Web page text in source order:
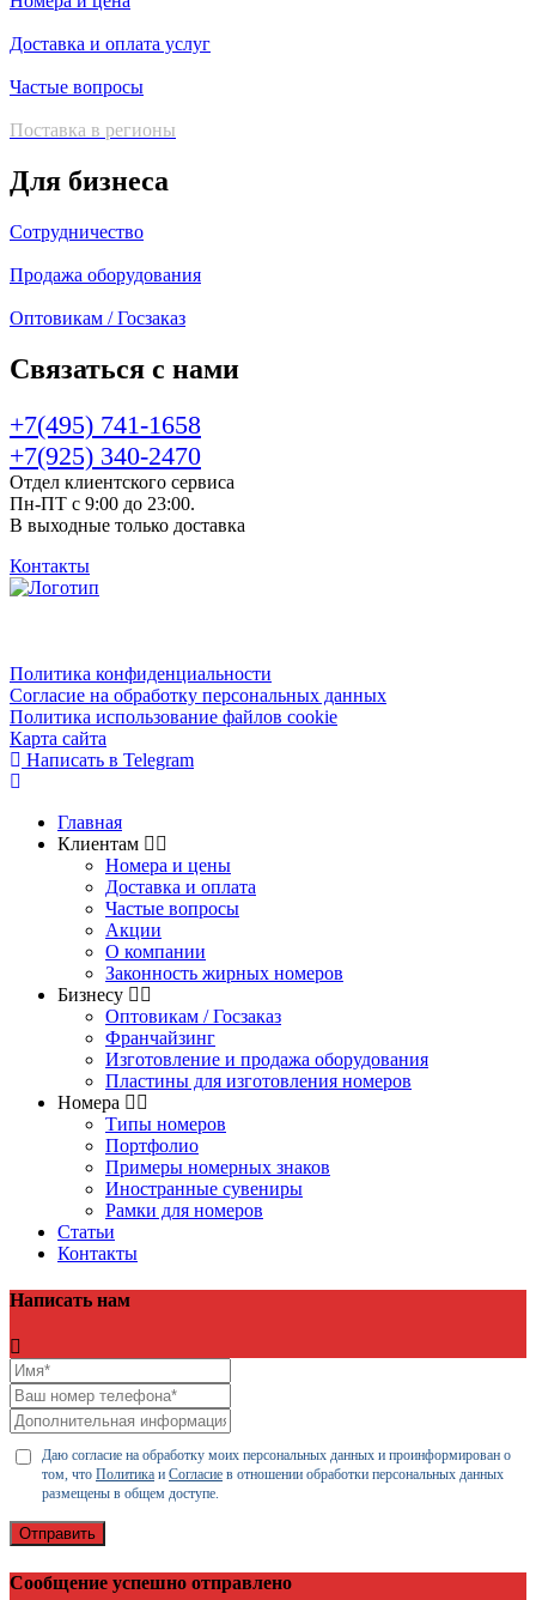
Доставка и оплата услуг
Частые вопросы
Поставка в регионы
Для бизнеса
Сотрудничество
Продажа оборудования
Оптовикам / Госзаказ
Связаться с нами
+7(495) 741-1658
+7(925) 340-2470
Отдел клиентского сервиса
Пн-ПТ с 9:00 до 23:00.
В выходные только доставка
Контакты
Политика конфиденциальности
Согласие на обработку персональных данных
Политика использование файлов cookie
Карта сайта
Написать в Telegram
Главная
Клиентам
Номера и цены
Доставка и оплата
Частые вопросы
Акции
О компании
Законность жирных номеров
Бизнесу
Оптовикам / Госзаказ
Франчайзинг
Изготовление и продажа оборудования
Пластины для изготовления номеров
Номера
Типы номеров
Портфолио
Примеры номерных знаков
Иностранные сувениры
Рамки для номеров
Статьи
Контакты
Написать нам
Даю согласие на обработку моих персональных данных и проинформирован о
том, что Политика и Согласие в отношении обработки персональных данных
размещены в общем доступе.
Отправить
Сообщение успешно отправлено